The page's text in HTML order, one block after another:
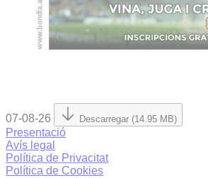
07-08-26 Descarregar (14.95 MB)
Presentació
Avís legal
Política de Privacitat
Política de Cookies